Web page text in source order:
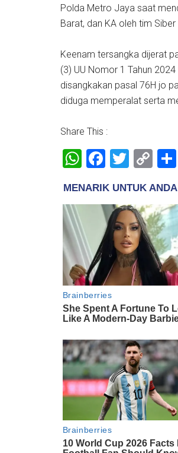
Polda Metro Jaya saat
Barat, dan KA oleh tim
Keenam tersangka dijerat
(3) UU Nomor 1 Tahun
disangkakan pasal 76H jo
diduga memperalat serta
Share This :
WhatsApp
Facebook
Twitter